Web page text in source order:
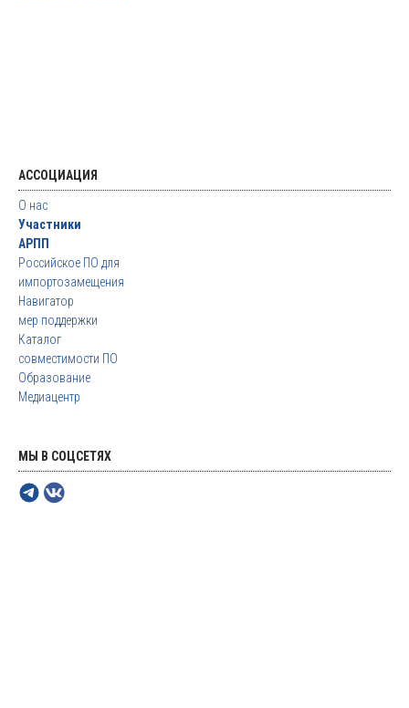
АССОЦИАЦИЯ
О нас
Участники
АРПП
Российское ПО для
импортозамещения
Навигатор
мер поддержки
Каталог
совместимости ПО
Образование
Медиацентр
МЫ В СОЦСЕТЯХ